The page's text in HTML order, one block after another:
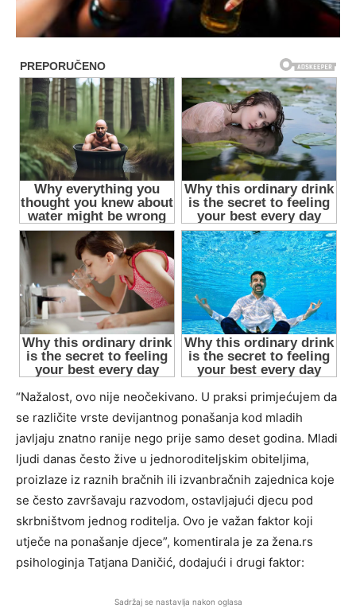
“Nažalost, ovo nije neočekivano. U praksi primjećujem da
se različite vrste devijantnog ponašanja kod mladih
javljaju znatno ranije nego prije samo deset godina. Mladi
ljudi danas često žive u jednoroditeljskim obiteljima,
proizlaze iz raznih bračnih ili izvanbračnih zajednica koje
se često završavaju razvodom, ostavljajući djecu pod
skrbništvom jednog roditelja. Ovo je važan faktor koji
utječe na ponašanje djece”, komentirala je za žena.rs
psihologinja Tatjana Daničić, dodajući i drugi faktor:
Sadržaj se nastavlja nakon oglasa